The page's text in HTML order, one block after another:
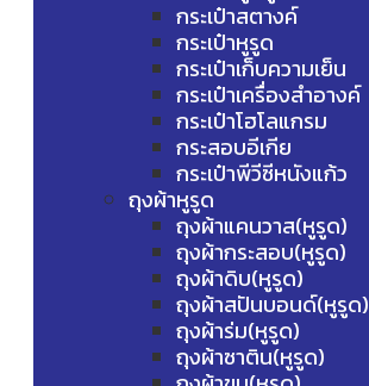
กระเป๋าสตางค์
กระเป๋าหูรูด
กระเป๋าเก็บความเย็น
กระเป๋าเครื่องสำอางค์
กระเป๋าโฮโลแกรม
กระสอบอีเกีย
กระเป๋าพีวีซีหนังแก้ว
ถุงผ้าหูรูด
ถุงผ้าแคนวาส(หูรูด)
ถุงผ้ากระสอบ(หูรูด)
ถุงผ้าดิบ(หูรูด)
ถุงผ้าสปันบอนด์(หูรูด)
ถุงผ้าร่ม(หูรูด)
ถุงผ้าซาติน(หูรูด)